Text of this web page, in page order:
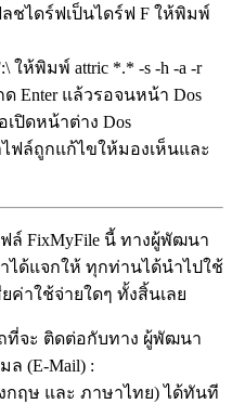
ชไดร์ฟเป็นไดร์ฟ F ให้พิมพ์
ให้พิมพ์ attric *.* -s -h -a -r
Enter แล้วรอจนหน้า Dos
ปิดหน้าต่าง Dos
ฟล์ถูกแก้ไขให้มองเห็นและ
ล์ FixMyFile นี้ ทางผู้พัฒนา
าได้แจกให้ ทุกท่านได้นำไปใช้
ค่าใช้จ่ายใดๆ ทั้งสิ้นเลย
ที่จะ ติดต่อกับทาง ผู้พัฒนา
ล (E-Mail) :
งกฤษ และ ภาษาไทย) ได้ทันที